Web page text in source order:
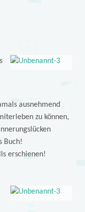
ausnehmend
zu können,
Buch!
erschienen!